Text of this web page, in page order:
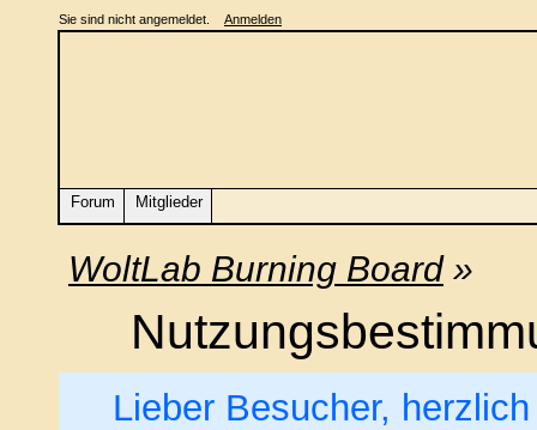
Sie sind nicht angemeldet. Anmelden
Forum Mitglieder
WoltLab Burning Board»
Lieber Besucher,